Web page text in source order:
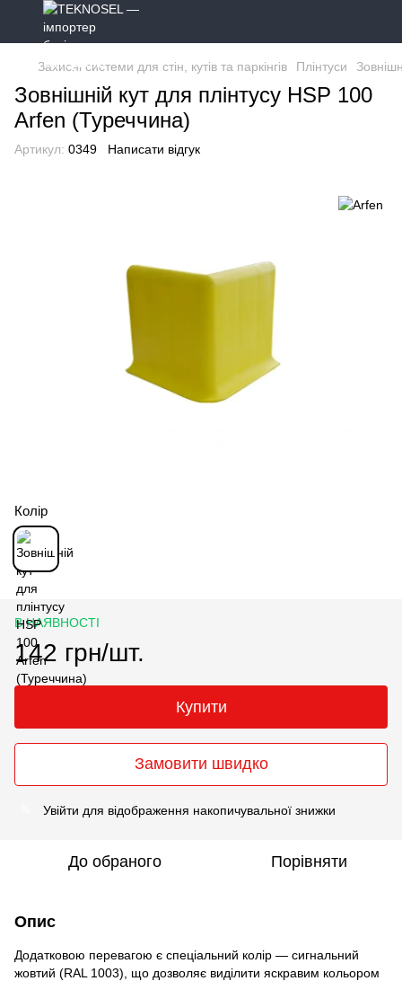
Захисні системи для стін, кутів та паркінгів Плінтуси
Зовнішній кут для плінтусу HSP 100
Arfen (Туреччина)
Артикул: 0349 Написати відгук
Колір
В НАЯВНОСТІ
142 грн/шт.
Купити
Замовити швидко
Увійти для відображення накопичувальної знижки
До обраного Порівняти
Опис
Додатковою перевагою є спеціальний колір — сигнальний
жовтий (RAL 1003), що дозволяє виділити яскравим кольором